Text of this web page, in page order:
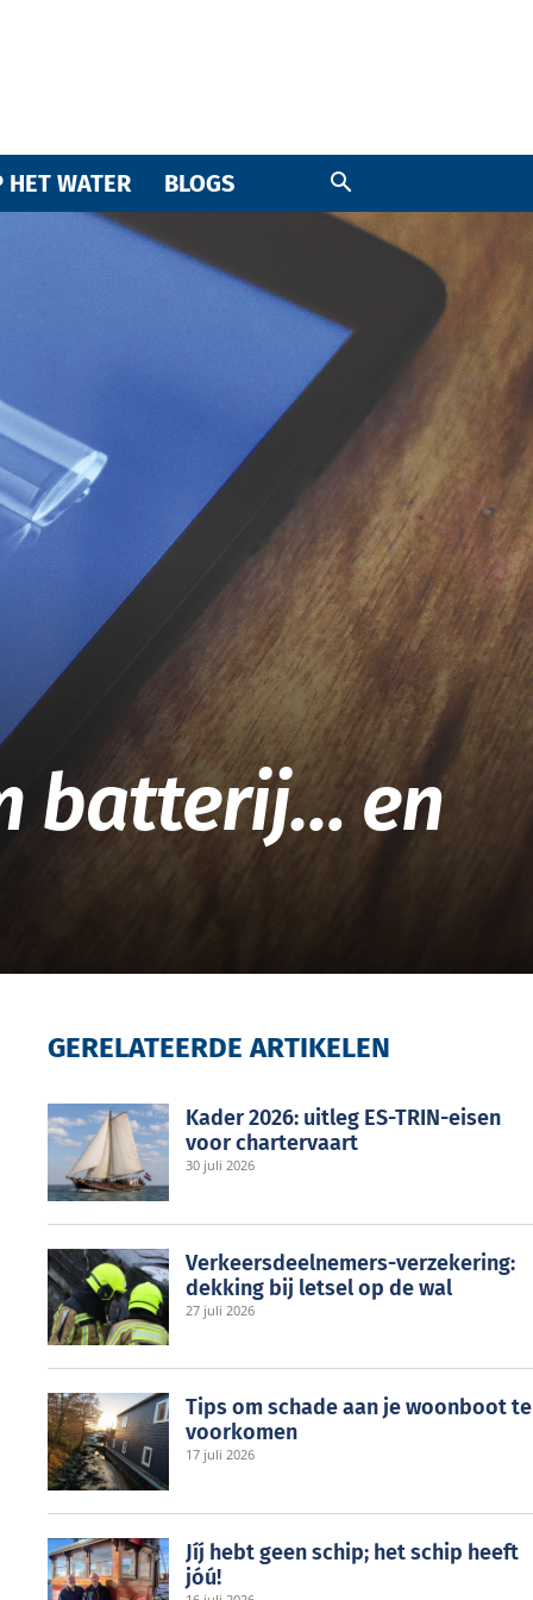
WATER BLOGS
batterij… en
GERELATEERDE ARTIKELEN
Kader 2026: uitleg ES-TRIN-eisen
voor chartervaart
30 juli 2026
Verkeersdeelnemers-verzekering:
dekking bij letsel op de wal
27 juli 2026
Tips om schade aan je woonboot te
voorkomen
17 juli 2026
Jíj́ hebt geen schip; het schip heeft
jóú!